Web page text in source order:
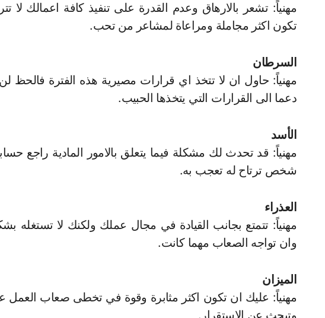
مهنياً: تشعر بالارهاق وعدم القدرة على تنفيذ كافة اعمالك
تكون اكثر مجاملة ومراعاة لمشاعر من تحب.
السرطان
مهنياً: حاول ان لا تتخذ اي قرارات مصيرية هذه الفترة فالحظ
دعما الى القرارات التي يتخذها الحبيب.
الأسد
مهنياً: قد تحدث لك مشكلة فيما يتعلق بالامور المادية راجع
شخص ترتاح له تعجب به.
العذراء
مهنياً: تتمتع بجانب القيادة في مجال عملك ولكنك لا
وان تواجه الصعاب مهما كانت.
الميزان
مهنياً: عليك ان تكون اكثر مثابرة وقوة في تخطى صعاب العمل
وتبحث عن الاستقرار.